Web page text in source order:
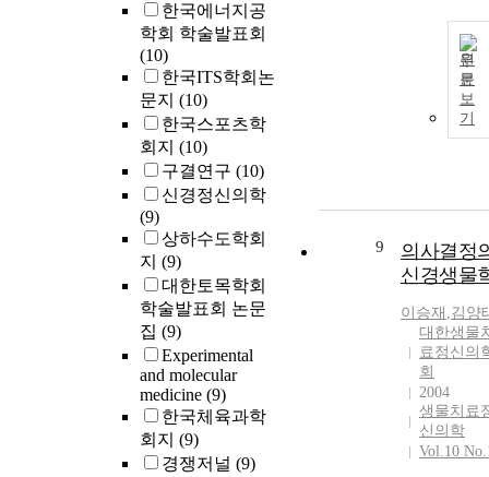
한국에너지공
학회 학술발표회
(10)
한국ITS학회논
문지 (10)
한국스포츠학
회지 (10)
구결연구 (10)
신경정신의학
(9)
상하수도학회
지 (9)
대한토목학회
학술발표회 논문
집 (9)
Experimental
and molecular
medicine (9)
한국체육과학
회지 (9)
경쟁저널 (9)
원
문
보
기
9
의사결정
신경생물
이승재 ,김양
대한생물
료정신의
회
2004
생물치료
신의학
Vol.10